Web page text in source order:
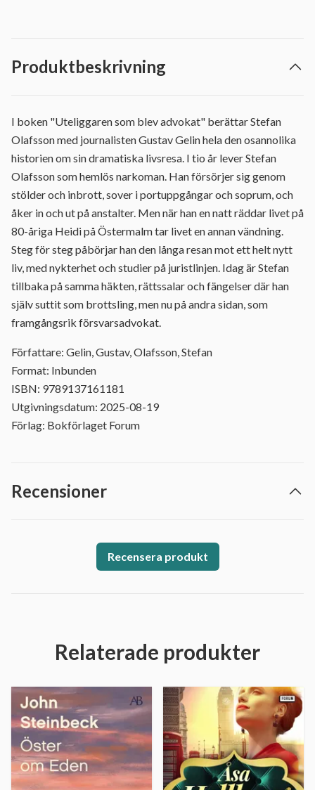
Produktbeskrivning
I boken "Uteliggaren som blev advokat" berättar Stefan
Olafsson med journalisten Gustav Gelin hela den osannolika
historien om sin dramatiska livsresa. I tio år lever Stefan
Olafsson som hemlös narkoman. Han försörjer sig genom
stölder och inbrott, sover i portuppgångar och soprum, och
åker in och ut på anstalter. Men när han en natt räddar livet på
80-åriga Heidi på Östermalm tar livet en annan vändning.
Steg för steg påbörjar han den långa resan mot ett helt nytt
liv, med nykterhet och studier på juristlinjen. Idag är Stefan
tillbaka på samma häkten, rättssalar och fängelser där han
själv suttit som brottsling, men nu på andra sidan, som
framgångsrik försvarsadvokat.
Författare: Gelin, Gustav, Olafsson, Stefan
Format: Inbunden
ISBN: 9789137161181
Utgivningsdatum: 2025-08-19
Förlag: Bokförlaget Forum
Recensioner
Recensera produkt
Relaterade produkter